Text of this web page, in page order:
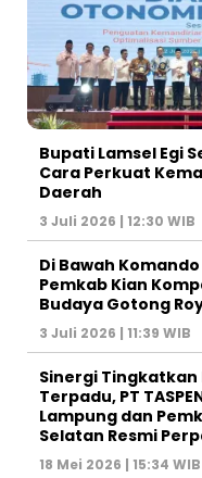
Bupati Lamsel Egi
Cara Perkuat
Daerah
3 Juli 2026 | 12:30 WIB
Di Bawah Komando
Pemkab Kian
Budaya Gotong
3 Juli 2026 | 11:39 WIB
Sinergi Tingkatkan
Terpadu, PT
Lampung dan
Selatan Resmi
18 Mei 2026 | 15:34 WIB